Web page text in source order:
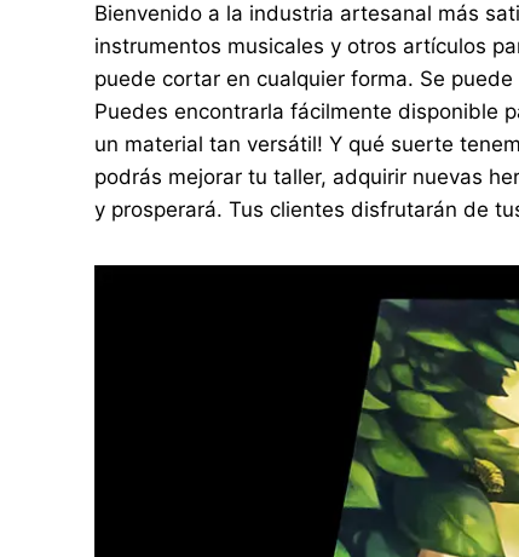
Bienvenido a la industria artesanal más
instrumentos musicales y otros artículos
puede cortar en cualquier forma. Se
Puedes encontrarla fácilmente disponible
un material tan versátil! Y qué suerte
podrás mejorar tu taller, adquirir nuevas
y prosperará. Tus clientes disfrutarán de